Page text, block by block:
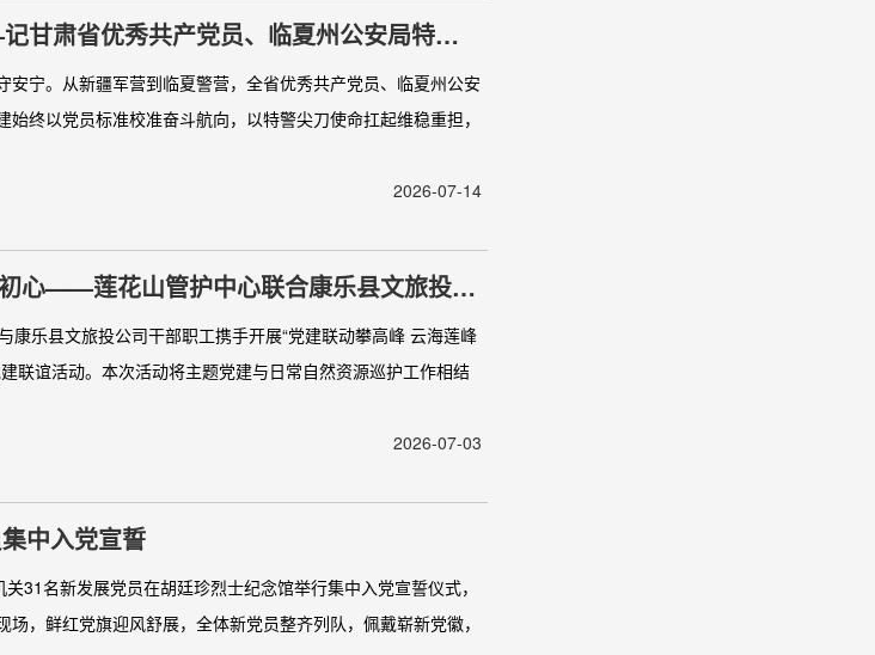
甘肃省优秀共产党员、临夏州公安局特警
军建
安宁。从新疆军营到临夏警营，全省优秀共产党员、临夏州公安
终以党员标准校准奋斗航向，以特警尖刀使命扛起维稳重担，
2026-07-14
心——莲花山管护中心联合康乐县文旅投开
康乐县文旅投公司干部职工携手开展“党建联动攀高峰 云海莲峰
联谊活动。本次活动将主题党建与日常自然资源巡护工作相结
2026-07-03
中入党宣誓
31名新发展党员在胡廷珍烈士纪念馆举行集中入党宣誓仪式，
，鲜红党旗迎风舒展，全体新党员整齐列队，佩戴崭新党徽，